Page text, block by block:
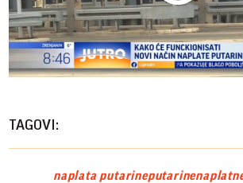
TAGOVI:
naplata putarineputarine